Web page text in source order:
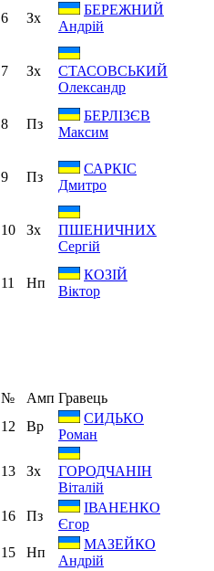
6 Зх
БЕРЕЖНИЙ
Андрій
7 Зх
СТАСОВСЬКИЙ
Олександр
8 Пз
БЕРЛІЗЄВ
Максим
9 Пз
САРКІС
Дмитро
10 Зх
ПШЕНИЧНИХ
Сергій
11 Нп
КОЗІЙ
Віктор
№ Амп Гравець
12 Вр
СИДЬКО
Роман
13 Зх
ГОРОДЧАНІН
Віталій
16 Пз
ІВАНЕНКО
Єгор
15 Нп
МАЗЕЙКО
Андрій